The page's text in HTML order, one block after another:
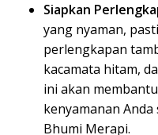
Siapkan
yang nyaman,
perlengkapan
kacamata hitam,
ini akan
kenyamanan
Bhumi Merapi.